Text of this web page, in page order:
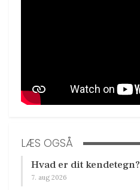
LÆS OGSÅ
Hvad er dit kendetegn?
7. aug 2026